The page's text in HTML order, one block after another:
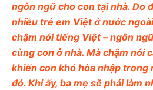
ngôn ngữ cho con tại nhà. Do
nhiều trẻ em Việt ở nước
chậm nói tiếng Việt – ngôn
cùng con ở nhà. Mà chậm nói
khiến con khó hòa nhập
đó. Khi ấy, ba mẹ sẽ phải làm